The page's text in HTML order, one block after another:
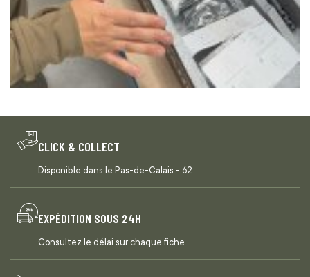
CLICK & COLLECT
Disponible dans le Pas-de-Calais - 62
EXPÉDITION SOUS 24H
Consultez le délai sur chaque fiche